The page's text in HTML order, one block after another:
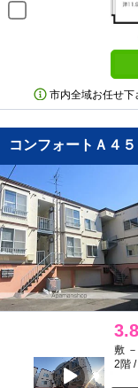
市内全域お任せ下
コンフォートＡ４５
3.8
敷
2階